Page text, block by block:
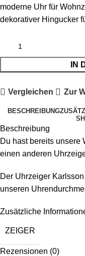
moderne Uhr für
dekorativer Hingucker
IN
Vergleichen Zur
BESCHREIBUNG
Beschreibung
Du hast bereits unsere
einen anderen
Der Uhrzeiger
unseren
Zusätzliche
ZEIGER
Rezensionen (0)